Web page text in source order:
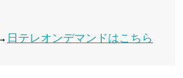
日テレオンデマンドはこちら